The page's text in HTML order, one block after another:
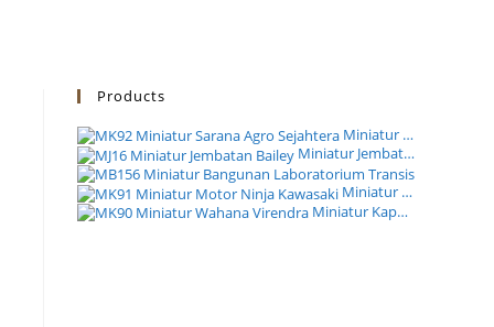
Products
Miniatur Truk PT Sarana Agro Sejahtera
Miniatur Jembatan Bailey Modular Satuan Zeni TNI AD
Miniatur Motor Ninja Kawasaki Pertamina EP Cepu
Miniatur Kapal Wahana Virendra PT Galangan Perkasa Pratama